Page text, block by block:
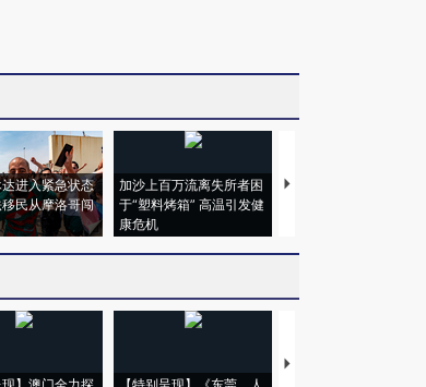
进入紧急状态
民从摩洛哥闯
加沙上百万流离失所者困
于“塑料烤箱” 高温引发健
康危机
马航飞行员跨国走私7万
【推广】走进第四届链博